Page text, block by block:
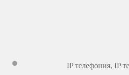
IP телефония, IP